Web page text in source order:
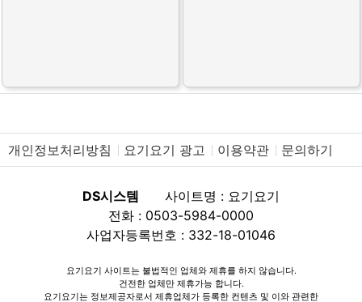
개인정보처리방침 요기요기 광고 이용약관 문의하기
DS시스템
사이트명 : 요기요기
전화 : 0503-5984-0000
사업자등록번호 : 332-18-01046
요기요기 사이트는 불법적인 업체와 제휴를 하지 않습니다.
건전한 업체만 제휴가능 합니다.
요기요기는 정보제공자로서 제휴업체가 등록한 컨텐츠 및 이와 관련한